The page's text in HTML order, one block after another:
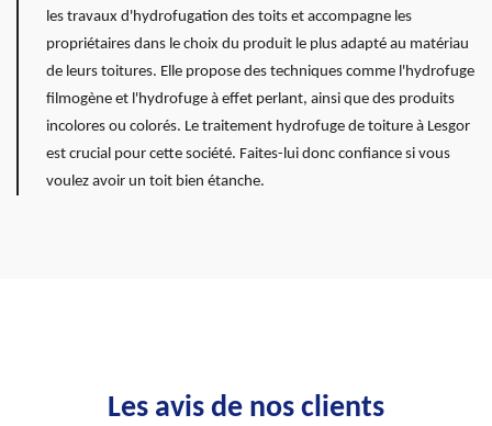
les travaux d'hydrofugation des toits et accompagne les
propriétaires dans le choix du produit le plus adapté au matériau
de leurs toitures. Elle propose des techniques comme l'hydrofuge
filmogène et l'hydrofuge à effet perlant, ainsi que des produits
incolores ou colorés. Le traitement hydrofuge de toiture à Lesgor
est crucial pour cette société. Faites-lui donc confiance si vous
voulez avoir un toit bien étanche.
Les avis de nos clients